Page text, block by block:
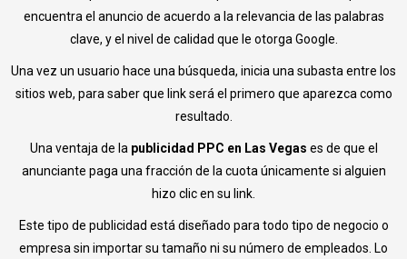
encuentra el anuncio de acuerdo a la relevancia de las palabras
clave, y el nivel de calidad que le otorga Google.
Una vez un usuario hace una búsqueda, inicia una subasta entre los
sitios web, para saber que link será el primero que aparezca como
resultado.
Una ventaja de la publicidad PPC en Las Vegas es de que el
anunciante paga una fracción de la cuota únicamente si alguien
hizo clic en su link.
Este tipo de publicidad está diseñado para todo tipo de negocio o
empresa sin importar su tamaño ni su número de empleados. Lo